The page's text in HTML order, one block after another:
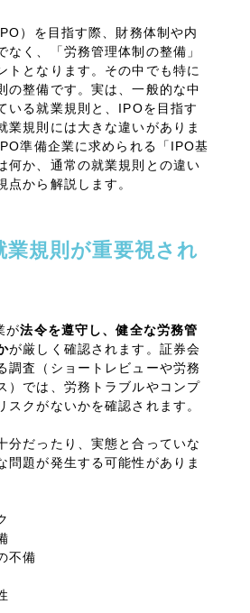
）を目指す際、財務体制や内
なく、「労務管理体制の整備」
トとなります。その中でも特に
の整備です。実は、一般的な中
いる就業規則と、IPOを目指す
業規則には大きな違いがありま
準備企業に求められる「IPO基
何か、通常の就業規則との違い
点から解説します。
業規則が重要視され
が法令を遵守し、健全な労務管
が厳しく確認されます。証券会
調査（ショートレビューや労務
）では、労務トラブルやコンプ
スクがないかを確認されます。
分だったり、実態と合っていな
問題が発生する可能性がありま
不備